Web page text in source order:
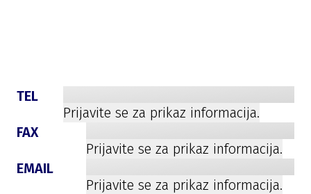
TEL
Prijavite se za prikaz informacija.
FAX
Prijavite se za prikaz informacija.
EMAIL
Prijavite se za prikaz informacija.